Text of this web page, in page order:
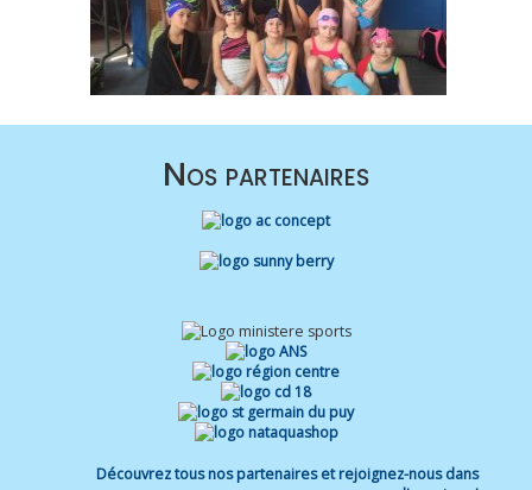
Nos partenaires
Découvrez tous nos partenaires et rejoignez-nous dans